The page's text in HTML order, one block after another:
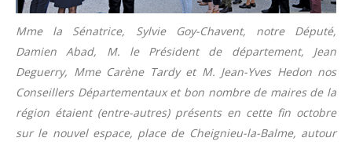
Mme la Sénatrice, Sylvie Goy-Chavent, notre Député,
Damien Abad, M. le Président de département, Jean
Deguerry, Mme Carène Tardy et M. Jean-Yves Hedon nos
Conseillers Départementaux et bon nombre de maires de la
région étaient (entre-autres) présents en cette fin octobre
sur le nouvel espace, place de Cheignieu-la-Balme, autour